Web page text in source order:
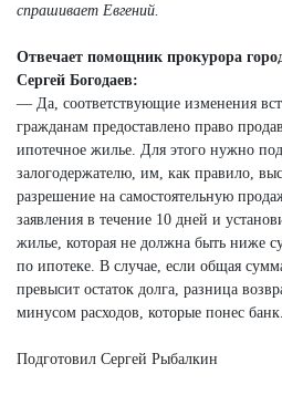
спрашивает Евгений.
Отвечает помощник прокурора
Сергей Богодаев:
— Да, соответствующие изменения
гражданам предоставлено право
ипотечное жилье. Для этого нужно
залогодержателю, им, как правило,
разрешение на самостоятельную
заявления в течение 10 дней и
жилье, которая не должна быть ниже
по ипотеке. В случае, если общая
превысит остаток долга, разница
минусом расходов, которые понес банк.
Подготовил Сергей Рыбалкин